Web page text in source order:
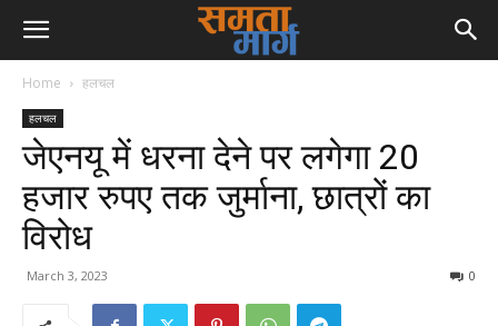
Home हलचल
हलचल
जेएनयू में धरना देने पर लगेगा 20
हजार रुपए तक जुर्माना, छात्रों का
विरोध
March 3, 2023 0